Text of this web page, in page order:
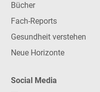
Bücher
Fach-Reports
Gesundheit verstehen
Neue Horizonte
Social Media